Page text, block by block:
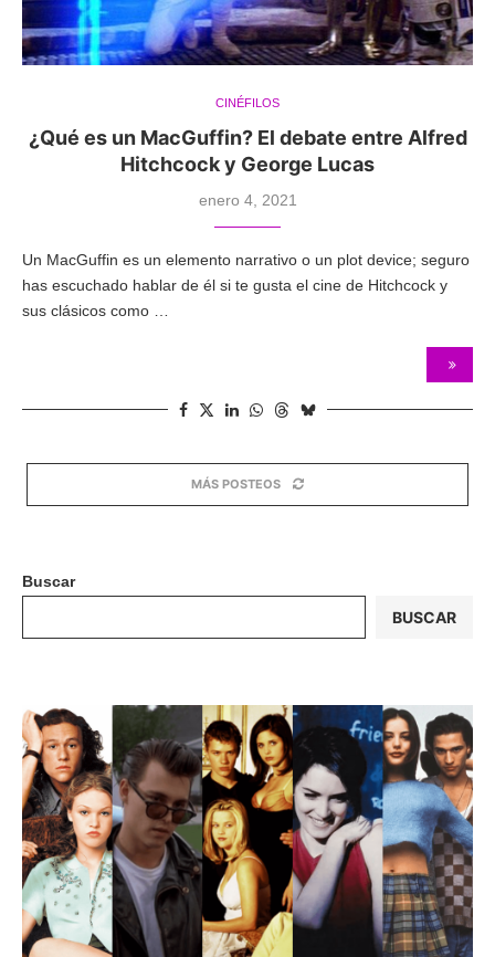
CINÉFILOS
¿Qué es un MacGuffin? El debate entre Alfred
Hitchcock y George Lucas
enero 4, 2021
Un MacGuffin es un elemento narrativo o un plot device; seguro
has escuchado hablar de él si te gusta el cine de Hitchcock y
sus clásicos como …
MÁS POSTEOS
Buscar
BUSCAR